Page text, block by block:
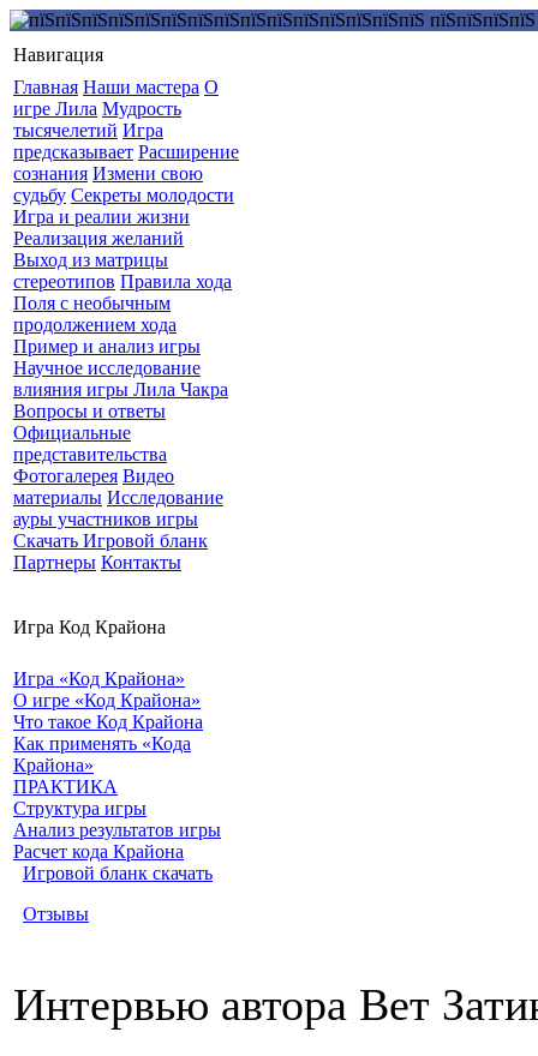
Навигация
Главная Наши мастера О
игре Лила Мудрость
тысячелетий Игра
предсказывает Расширение
сознания Измени свою
судьбу Секреты молодости
Игра и реалии жизни
Реализация желаний
Выход из матрицы
стереотипов Правила хода
Поля с необычным
продолжением хода
Пример и анализ игры
Научное исследование
влияния игры Лила Чакра
Вопросы и ответы
Официальные
представительства
Фотогалерея Видео
материалы Исследование
ауры участников игры
Скачать Игровой бланк
Партнеры Контакты
Игра Код Крайона
Игра «Код Крайона»
О игре «Код Крайона»
Что такое Код Крайона
Как применять «Кода
Крайона»
ПРАКТИКА
Структура игры
Анализ результатов игры
Расчет кода Крайона
Игровой бланк скачать
Отзывы
Интервью автора Вет